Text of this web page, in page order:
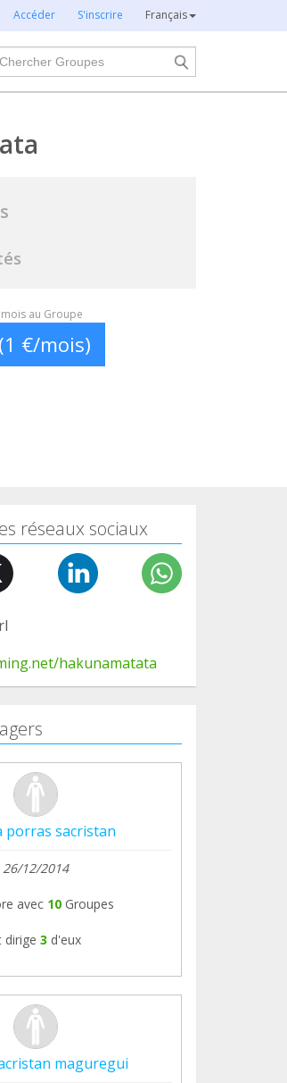
Accéder S'inscrire Français
au Groupe
€/mois)
réseaux sociaux
hakunamatata
porras sacristan
26/12/2014
avec10Groupes
dirige 3 d'eux
maguregui